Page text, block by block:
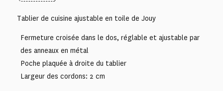
Tablier de cuisine ajustable en toile de Jouy
Fermeture croisée dans le dos, réglable et ajustable par
des anneaux en métal
Poche plaquée à droite du tablier
Largeur des cordons: 2 cm